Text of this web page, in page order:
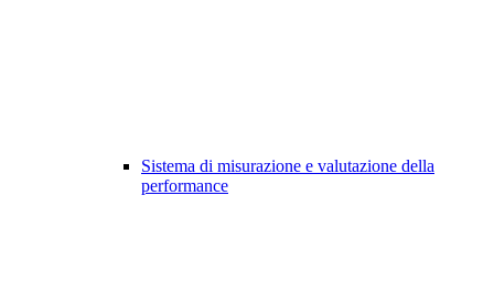
Sistema di misurazione e valutazione della
performance